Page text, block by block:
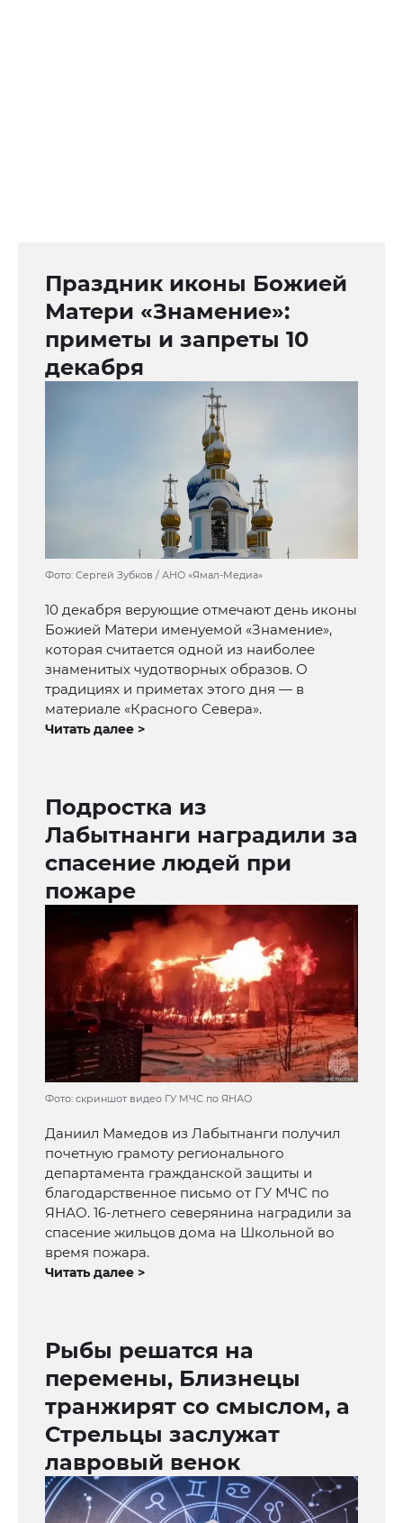
Праздник иконы Божией
Матери «Знамение»:
приметы и запреты 10
декабря
Фото: Сергей Зубков / АНО «Ямал-Медиа»
10 декабря верующие отмечают день иконы
Божией Матери именуемой «Знамение»,
которая считается одной из наиболее
знаменитых чудотворных образов. О
традициях и приметах этого дня — в
материале «Красного Севера».
Читать далее >
Подростка из
Лабытнанги наградили за
спасение людей при
пожаре
Фото: скриншот видео ГУ МЧС по ЯНАО
Даниил Мамедов из Лабытнанги получил
почетную грамоту регионального
департамента гражданской защиты и
благодарственное письмо от ГУ МЧС по
ЯНАО. 16-летнего северянина наградили за
спасение жильцов дома на Школьной во
время пожара.
Читать далее >
Рыбы решатся на
перемены, Близнецы
транжирят со смыслом, а
Стрельцы заслужат
лавровый венок